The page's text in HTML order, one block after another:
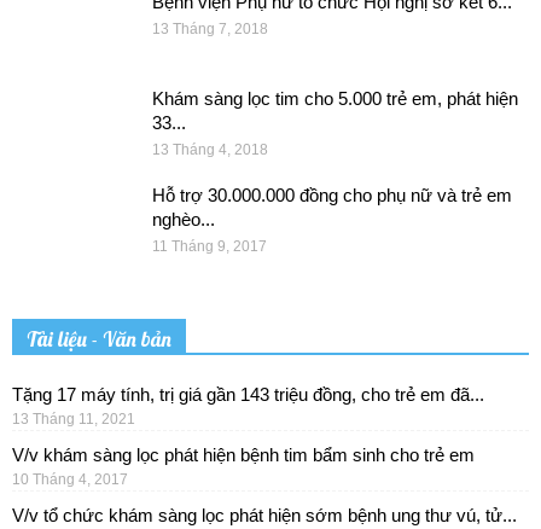
13 Tháng 7, 2018
Khám sàng lọc tim cho 5.000 trẻ em, phát hiện
33...
13 Tháng 4, 2018
Hỗ trợ 30.000.000 đồng cho phụ nữ và trẻ em
nghèo...
11 Tháng 9, 2017
Tài liệu - Văn bản
Tặng 17 máy tính, trị giá gần 143 triệu đồng, cho trẻ em đã...
13 Tháng 11, 2021
V/v khám sàng lọc phát hiện bệnh tim bẩm sinh cho trẻ em
10 Tháng 4, 2017
V/v tổ chức khám sàng lọc phát hiện sớm bệnh ung thư vú, tử...